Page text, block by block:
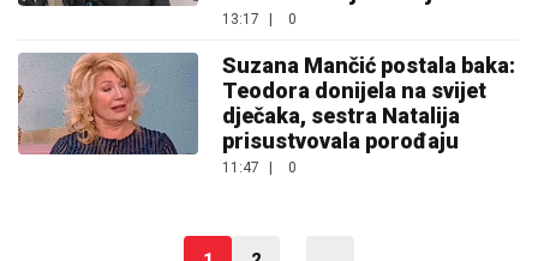
13:17 0
Suzana Mančić postala baka:
Teodora donijela na svijet
dječaka, sestra Natalija
prisustvovala porođaju
11:47 0